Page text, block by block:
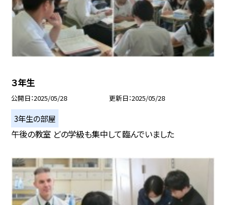
３年生
公開日 2025/05/28 更新日 2025/05/28
3年生の部屋
午後の教室 どの学級も集中して臨んでいました